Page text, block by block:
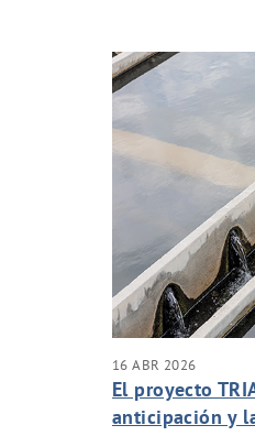
16 ABR 2026
El proyecto
anticipación y